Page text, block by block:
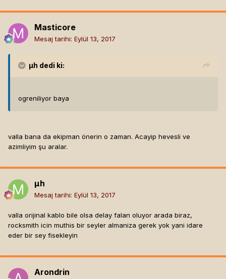
Masticore
Mesaj tarihi: Eylül 13, 2017
µh dedi ki:
ogreniliyor baya
valla bana da ekipman önerin o zaman. Acayip hevesli ve
azimliyim şu aralar.
µh
Mesaj tarihi: Eylül 13, 2017
valla orijinal kablo bile olsa delay falan oluyor arada biraz,
rocksmith icin muthis bir seyler almaniza gerek yok yani idare
eder bir sey fisekleyin
Arondrin